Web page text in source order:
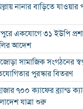
নানার বাড়িতে যাওয়ার
একযোগে ৩১ ইউপি
আদেশ
সামাজিক সংগঠনের
পুরস্কার বিতরণ
৭০০ ক্যাফের ব্র্যান্ড
যাত্রা শুরু